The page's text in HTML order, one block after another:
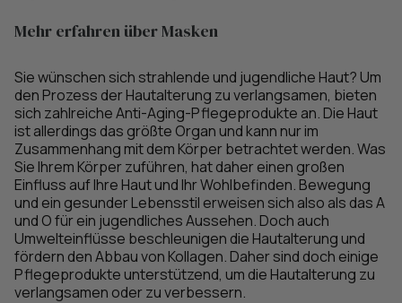
Mehr erfahren über Masken
Sie wünschen sich strahlende und jugendliche Haut? Um
den Prozess der Hautalterung zu verlangsamen, bieten
sich zahlreiche Anti-Aging-Pflegeprodukte an. Die Haut
ist allerdings das größte Organ und kann nur im
Zusammenhang mit dem Körper betrachtet werden. Was
Sie Ihrem Körper zuführen, hat daher einen großen
Einfluss auf Ihre Haut und Ihr Wohlbefinden. Bewegung
und ein gesunder Lebensstil erweisen sich also als das A
und O für ein jugendliches Aussehen. Doch auch
Umwelteinflüsse beschleunigen die Hautalterung und
fördern den Abbau von Kollagen. Daher sind doch einige
Pflegeprodukte unterstützend, um die Hautalterung zu
verlangsamen oder zu verbessern.